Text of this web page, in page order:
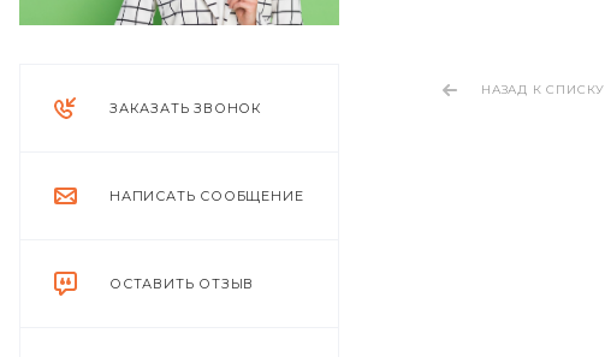
ЗАКАЗАТЬ ЗВОНОК
НАПИСАТЬ СООБЩЕНИЕ
ОСТАВИТЬ ОТЗЫВ
НАЗАД К СПИСКУ